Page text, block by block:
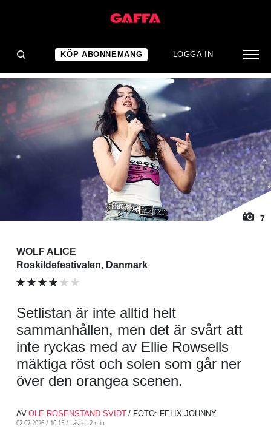
KÖP ABONNEMANG LOGGA IN
KONSERTRECENSION
Solnedgång i moll
7
WOLF ALICE
Roskildefestivalen, Danmark
Setlistan är inte alltid helt
sammanhållen, men det är svårt att
inte ryckas med av Ellie Rowsells
mäktiga röst och solen som går ner
över den orangea scenen.
AV OLE ROSENSTAND SVIDT / FOTO: FELIX JOHNNY
02.07.2026 / 10:15 / Lästid: 2 min